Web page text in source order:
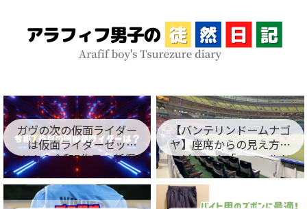
ガヴの次の仮面ライダー
は仮面ライダーゼッ
ツ！？令和7作目の新仮
面ライダー名が判明！
【バンテリンドームナゴ
ヤ】座席からの見え方を
レビュー！「フィールド
シート編」